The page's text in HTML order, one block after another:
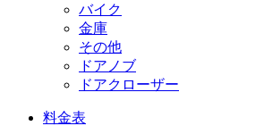
バイク
金庫
その他
ドアノブ
ドアクローザー
料金表